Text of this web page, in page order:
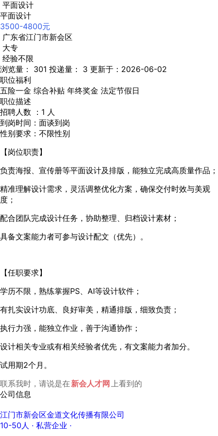
平面设计
平面设计
3500-4800元
广东省江门市新会区
大专
经验不限
浏览量： 301 投递量： 3 更新于：2026-06-02
职位福利
五险一金 综合补贴 年终奖金 法定节假日
职位描述
招聘人数 ：1 人
到岗时间：面谈到岗
性别要求：不限性别
【岗位职责】
负责海报、宣传册等平面设计及排版，能独立完成高质量作品；
精准理解设计需求，灵活调整优化方案，确保交付时效与美观
度；
配合团队完成设计任务，协助整理、归档设计素材；
具备文案能力者可参与设计配文（优先）。
【任职要求】
学历不限，熟练掌握PS、AI等设计软件；
有扎实设计功底、良好审美，精通排版，细致负责；
执行力强，能独立作业，善于沟通协作；
设计相关专业或有相关经验者优先，有文案能力者加分。
试用期2个月。
联系我时，请说是在新会人才网 上看到的
公司信息
江门市新会区金道文化传播有限公司
10-50人 · 私营企业 ·